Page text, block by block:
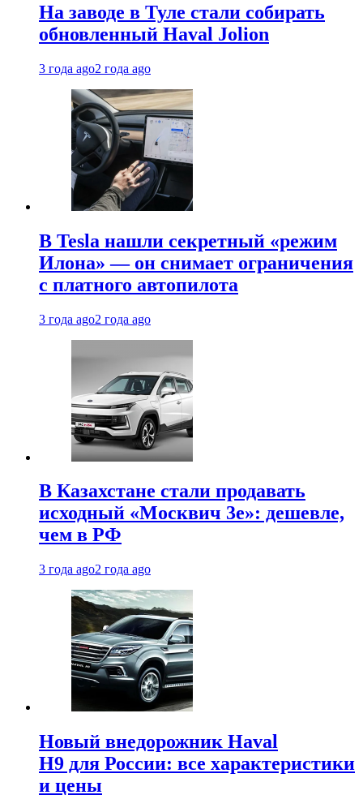
На заводе в Туле стали собирать
обновленный Haval Jolion
3 года ago2 года ago
В Tesla нашли секретный «режим
Илона» — он снимает ограничения
с платного автопилота
3 года ago2 года ago
В Казахстане стали продавать
исходный «Москвич 3e»: дешевле,
чем в РФ
3 года ago2 года ago
Новый внедорожник Haval
H9 для России: все характеристики
и цены